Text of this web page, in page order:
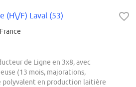
(H\/F) Laval (53)
de Ligne en 3x8, avec
(13 mois, majorations,
polyvalent en production laitière